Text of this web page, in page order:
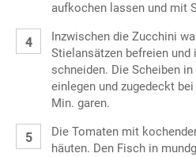
aufkochen lassen und mit
Inzwischen die Zucchini
Stielansätzen befreien und
schneiden. Die Scheiben
einlegen und zugedeckt
Min. garen.
Die Tomaten mit
häuten. Den Fisch in